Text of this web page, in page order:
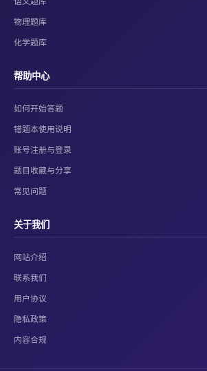
物理题库
化学题库
帮助中心
如何开始答题
错题本使用说明
账号注册与登录
题目收藏与分享
常见问题
关于我们
网站介绍
联系我们
用户协议
隐私政策
内容合规